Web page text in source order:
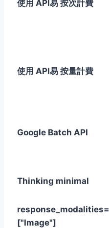
使用 API易 按次計費
使用 API易 按量計費
Google Batch API
Thinking minimal
response_modalities=
["Image"]